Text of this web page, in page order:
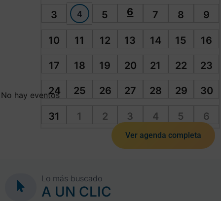
3 4 5 6 7 8 9
10 11 12 13 14 15 16
17 18 19 20 21 22 23
24 25 26 27 28 29 30
31 1 2 3 4 5 6
No hay eventos
Ver agenda completa
Lo más buscado
A UN CLIC